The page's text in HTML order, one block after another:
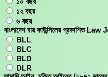
১২ বছর
৬ বছর
বাংলাদেশ বার কাউন্সিলের
BLL
BLC
BLD
DLR